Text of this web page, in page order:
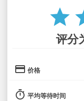
star
评分
credit_card 价格
timer 平均等待时间